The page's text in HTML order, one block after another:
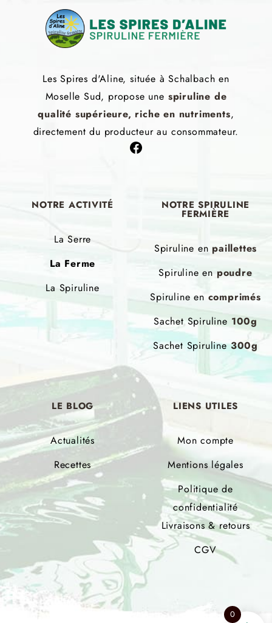
Les Spires d'Aline, située à Schalbach en
Moselle Sud, propose une spiruline de
qualité supérieure, riche en nutriments,
directement du producteur au consommateur.
NOTRE ACTIVITÉ
La Serre
La Ferme
La Spiruline
NOTRE SPIRULINE
FERMIÈRE
Spiruline en paillettes
Spiruline en poudre
Spiruline en comprimés
Sachet Spiruline 100g
Sachet Spiruline300g
LE BLOG
Actualités
Recettes
LIENS UTILES
Mon compte
Mentions légales
Politique de
confidentialité
Livraisons & retours
CGV
0